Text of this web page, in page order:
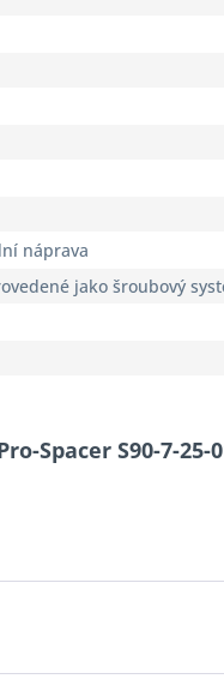
náprava
jako šroubový
Spacer S90-7-